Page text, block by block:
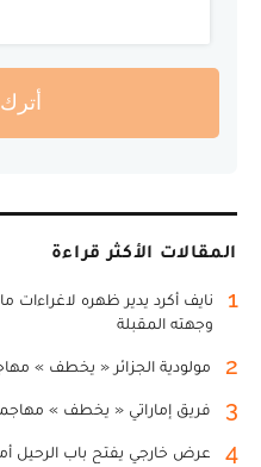
أترك
المقالات الأكثر قراءة
1
نايف أكرد يدير ظهره لاغراءات
وجهته المقبلة
2 مولودية الجزائر « يخطف »
3 فريق إماراتي « يخطف »
4 عرض خارجي يفتح باب الرحيل